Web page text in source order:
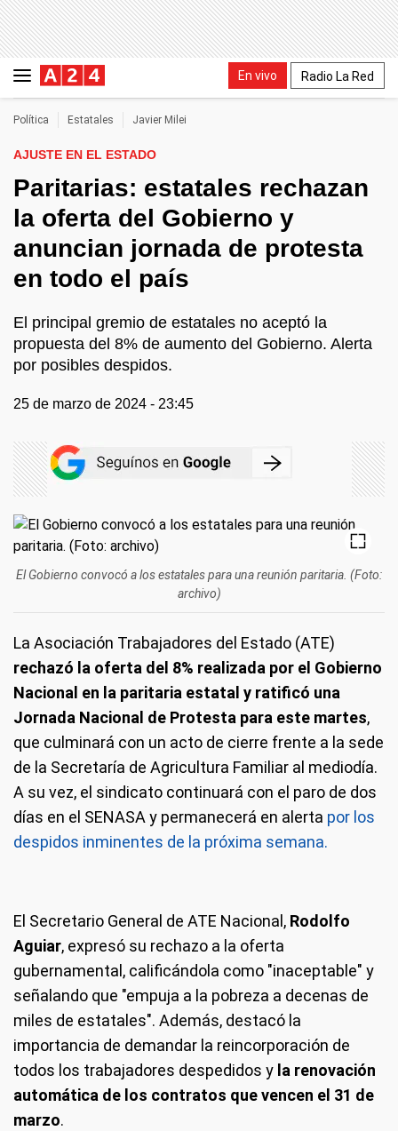
En vivo Radio La Red
Política Estatales Javier Milei
AJUSTE EN EL ESTADO
Paritarias: estatales rechazan
la oferta del Gobierno y
anuncian jornada de protesta
en todo el país
El principal gremio de estatales no aceptó la
propuesta del 8% de aumento del Gobierno. Alerta
por posibles despidos.
25 de marzo de 2024 - 23:45
El Gobierno convocó a los estatales para una reunión paritaria. (Foto:
archivo)
La Asociación Trabajadores del Estado (ATE)
rechazó la oferta del 8% realizada por el Gobierno
Nacional en la paritaria estatal y ratificó una
Jornada Nacional de Protesta para este martes,
que culminará con un acto de cierre frente a la sede
de la Secretaría de Agricultura Familiar al mediodía.
A su vez, el sindicato continuará con el paro de dos
días en el SENASA y permanecerá en alerta por los
despidos inminentes de la próxima semana.
El Secretario General de ATE Nacional, Rodolfo
Aguiar, expresó su rechazo a la oferta
gubernamental, calificándola como "inaceptable" y
señalando que "empuja a la pobreza a decenas de
miles de estatales". Además, destacó la
importancia de demandar la reincorporación de
todos los trabajadores despedidos y la renovación
automática de los contratos que vencen el 31 de
marzo.